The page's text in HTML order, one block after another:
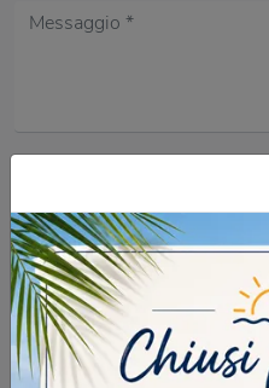
DOMANDA DI SICUREZZA
Scrivere la parola "Fragole" al